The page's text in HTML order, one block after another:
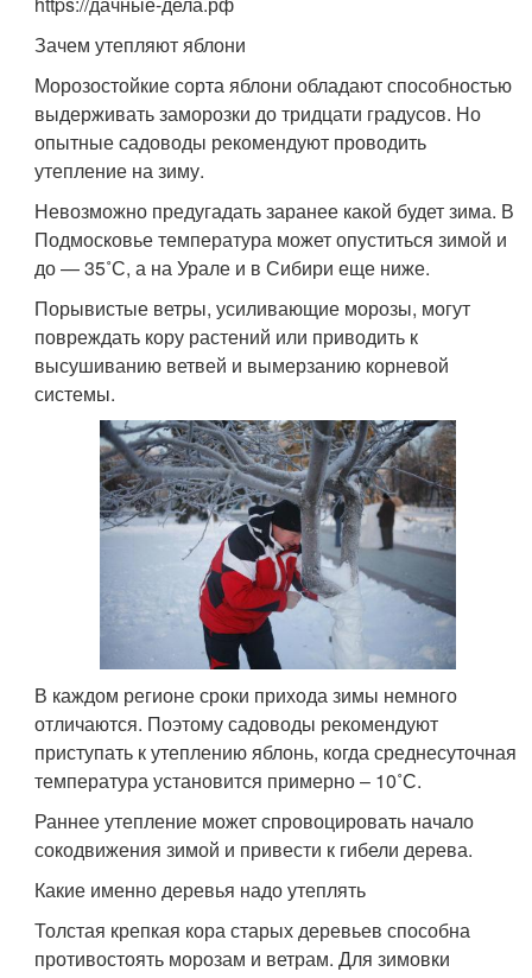
Зачем утепляют яблони
Морозостойкие сорта яблони обладают способностью
выдерживать заморозки до тридцати градусов. Но
опытные садоводы рекомендуют проводить
утепление на зиму.
Невозможно предугадать заранее какой будет зима. В
Подмосковье температура может опуститься зимой и
до — 35˚С, а на Урале и в Сибири еще ниже.
Порывистые ветры, усиливающие морозы, могут
повреждать кору растений или приводить к
высушиванию ветвей и вымерзанию корневой
системы.
В каждом регионе сроки прихода зимы немного
отличаются. Поэтому садоводы рекомендуют
приступать к утеплению яблонь, когда среднесуточная
температура установится примерно – 10˚С.
Раннее утепление может спровоцировать начало
сокодвижения зимой и привести к гибели дерева.
Какие именно деревья надо утеплять
Толстая крепкая кора старых деревьев способна
противостоять морозам и ветрам. Для зимовки